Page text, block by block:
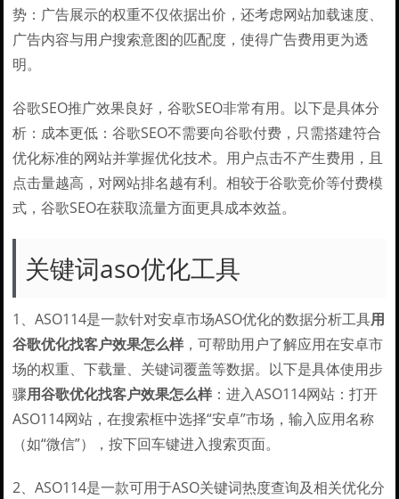
势：广告展示的权重不仅依据出价，还考虑网站加载速度、
广告内容与用户搜索意图的匹配度，使得广告费用更为透
明。
谷歌SEO推广效果良好，谷歌SEO非常有用。以下是具体分
析：成本更低：谷歌SEO不需要向谷歌付费，只需搭建符合
优化标准的网站并掌握优化技术。用户点击不产生费用，且
点击量越高，对网站排名越有利。相较于谷歌竞价等付费模
式，谷歌SEO在获取流量方面更具成本效益。
关键词aso优化工具
1、ASO114是一款针对安卓市场ASO优化的数据分析工具用
谷歌优化找客户效果怎么样 ，可帮助用户了解应用在安卓市
场的权重、下载量、关键词覆盖等数据。以下是具体使用步
骤用谷歌优化找客户效果怎么样 ：进入ASO114网站：打开
ASO114网站，在搜索框中选择“安卓”市场，输入应用名称
（如“微信”），按下回车键进入搜索页面。
2、ASO114是一款可用于ASO关键词热度查询及相关优化分